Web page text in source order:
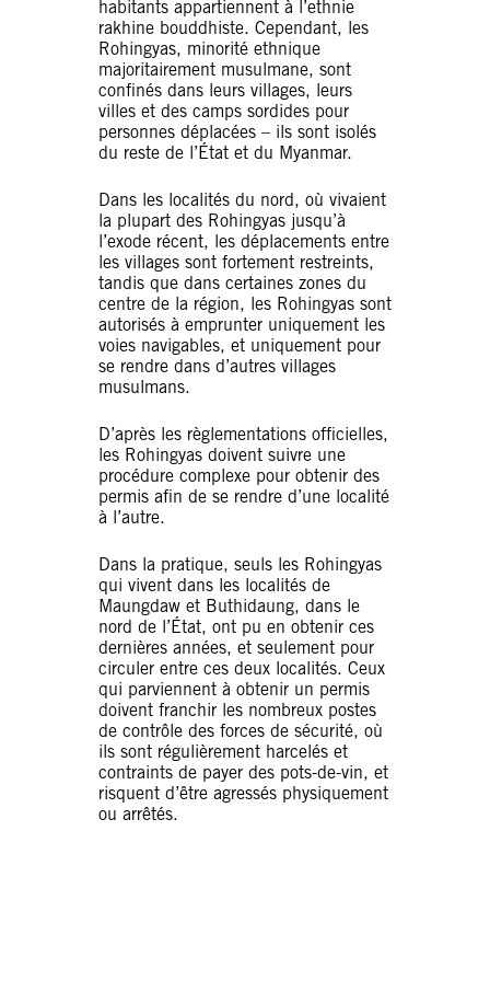
habitants appartiennent à l’ethnie
rakhine bouddhiste. Cependant, les
Rohingyas, minorité ethnique
majoritairement musulmane, sont
confinés dans leurs villages, leurs
villes et des camps sordides pour
personnes déplacées – ils sont isolés
du reste de l’État et du Myanmar.
Dans les localités du nord, où vivaient
la plupart des Rohingyas jusqu’à
l’exode récent, les déplacements entre
les villages sont fortement restreints,
tandis que dans certaines zones du
centre de la région, les Rohingyas sont
autorisés à emprunter uniquement les
voies navigables, et uniquement pour
se rendre dans d’autres villages
musulmans.
D’après les règlementations officielles,
les Rohingyas doivent suivre une
procédure complexe pour obtenir des
permis afin de se rendre d’une localité
à l’autre.
Dans la pratique, seuls les Rohingyas
qui vivent dans les localités de
Maungdaw et Buthidaung, dans le
nord de l’État, ont pu en obtenir ces
dernières années, et seulement pour
circuler entre ces deux localités. Ceux
qui parviennent à obtenir un permis
doivent franchir les nombreux postes
de contrôle des forces de sécurité, où
ils sont régulièrement harcelés et
contraints de payer des pots-de-vin, et
risquent d’être agressés physiquement
ou arrêtés.